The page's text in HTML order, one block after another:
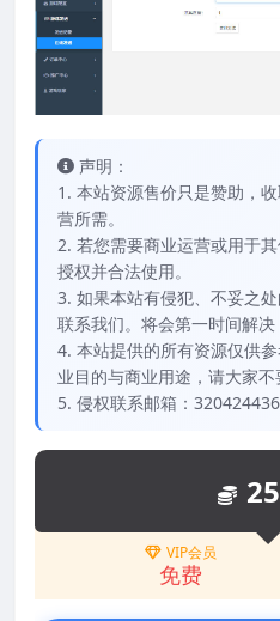
声明：
1. 本站资源售价只是赞助，
营所需。
2. 若您需要商业运营或用于
授权并合法使用。
3. 如果本站有侵犯、不妥之
联系我们。将会第一时间解决
4. 本站提供的所有资源仅供
业目的与商业用途，请大家不
5. 侵权联系邮箱：
25
VIP会员
免费